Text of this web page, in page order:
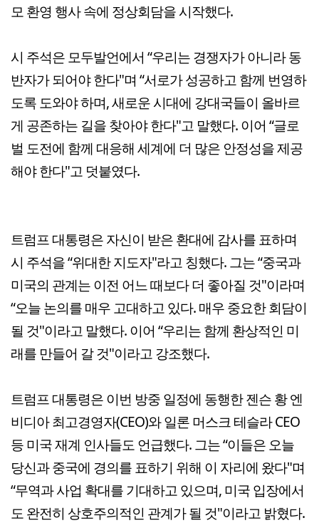
모 환영 행사 속에 정상회담을 시작했다.
시 주석은 모두발언에서 “우리는 경쟁자가 아니라 동
반자가 되어야 한다"며 “서로가 성공하고 함께 번영하
도록 도와야 하며, 새로운 시대에 강대국들이 올바르
게 공존하는 길을 찾아야 한다"고 말했다. 이어 “글로
벌 도전에 함께 대응해 세계에 더 많은 안정성을 제공
해야 한다"고 덧붙였다.
트럼프 대통령은 자신이 받은 환대에 감사를 표하며
시 주석을 “위대한 지도자"라고 칭했다. 그는 “중국과
미국의 관계는 이전 어느 때보다 더 좋아질 것"이라며
“오늘 논의를 매우 고대하고 있다. 매우 중요한 회담이
될 것"이라고 말했다. 이어 “우리는 함께 환상적인 미
래를 만들어 갈 것"이라고 강조했다.
트럼프 대통령은 이번 방중 일정에 동행한 젠슨 황 엔
비디아 최고경영자(CEO)와 일론 머스크 테슬라 CEO
등 미국 재계 인사들도 언급했다. 그는 “이들은 오늘
당신과 중국에 경의를 표하기 위해 이 자리에 왔다"며
“무역과 사업 확대를 기대하고 있으며, 미국 입장에서
도 완전히 상호주의적인 관계가 될 것"이라고 밝혔다.